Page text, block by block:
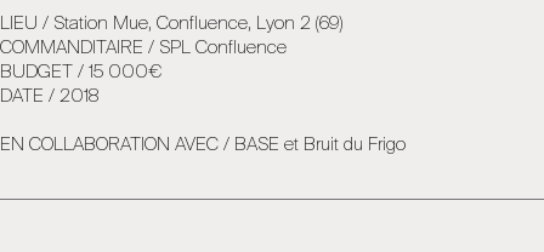
LIEU / Station Mue, Confluence, Lyon 2 (69)
COMMANDITAIRE / SPL Confluence
BUDGET / 15 000€
DATE / 2018
EN COLLABORATION AVEC / BASE et Bruit du Frigo